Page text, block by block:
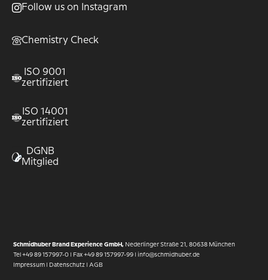
Follow us on Instagram
Chemistry Check
ISO 9001
zertifiziert
ISO 14001
zertifiziert
DGNB
Mitglied
Schmidhuber Brand Experience GmbH, Nederlinger Straße 21, 80638 München
Tel +49 89 157997-0 | Fax +49 89 157997-99 | info@schmidhuber.de
Impressum | Datenschutz | AGB